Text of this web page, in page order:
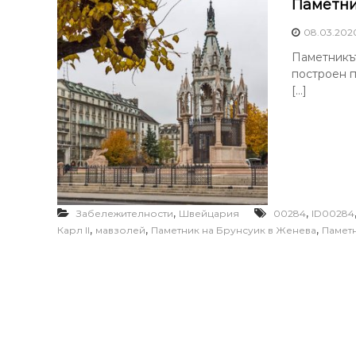
построен
[…]
Забележителности, Швейцария 00284, ID00284
Карл II, мавзолей, Паметник на Брунсуик в Женева,